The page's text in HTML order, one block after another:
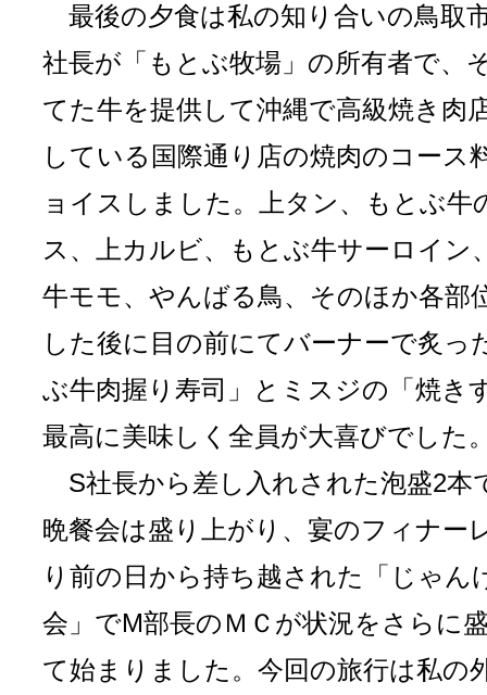
最後の夕食は私の知り合いの鳥取
社長が「もとぶ牧場」の所有者で、
てた牛を提供して沖縄で高級焼き肉
している国際通り店の焼肉のコース
ョイスしました。上タン、もとぶ牛
ス、上カルビ、もとぶ牛サーロイン
牛モモ、やんばる鳥、そのほか各部
した後に目の前にてバーナーで炙っ
ぶ牛肉握り寿司」とミスジの「焼き
最高に美味しく全員が大喜びでした
S社長から差し入れされた泡盛2本
晩餐会は盛り上がり、宴のフィナー
り前の日から持ち越された「じゃん
会」でM部長のＭＣが状況をさらに
て始まりました。今回の旅行は私の